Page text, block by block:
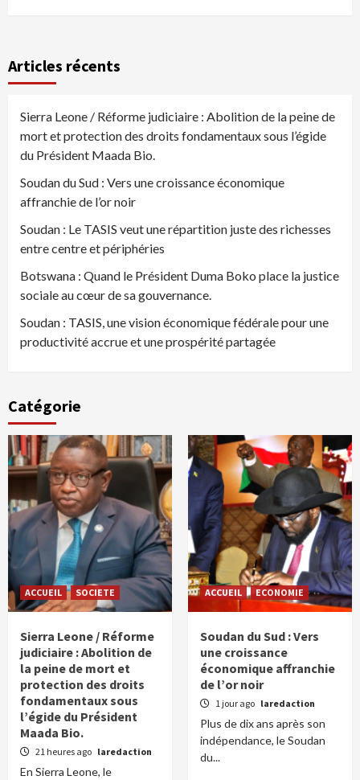
Articles récents
Sierra Leone / Réforme judiciaire : Abolition de la peine de
mort et protection des droits fondamentaux sous l’égide
du Président Maada Bio.
Soudan du Sud : Vers une croissance économique
affranchie de l’or noir
Soudan : Le TASIS veut une répartition juste des richesses
entre centre et périphéries
Botswana : Quand le Président Duma Boko place la justice
sociale au cœur de sa gouvernance.
Soudan : TASIS, une vision économique fédérale pour une
productivité accrue et une prospérité partagée
Catégorie
ACCUEIL SOCIETE
Sierra Leone / Réforme
judiciaire : Abolition de
la peine de mort et
protection des droits
fondamentaux sous
l’égide du Président
Maada Bio.
21 heures ago laredaction
En Sierra Leone, le
ACCUEIL ECONOMIE
Soudan du Sud : Vers
une croissance
économique affranchie
de l’or noir
1 jour ago laredaction
Plus de dix ans après son
indépendance, le Soudan
du...